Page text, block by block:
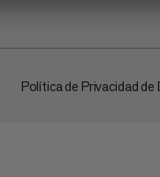
Política de Privacidad de